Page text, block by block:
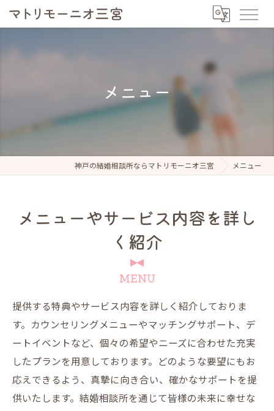
メニュー
神戸の結婚相談所ならマトリモーニオ三宮 メニュー
メニューやサービス内容を詳し
く紹介
MENU
提供する特典やサービス内容を詳しく紹介しておりま
す。カウンセリングメニューやマッチングサポート、デ
ートイベントなど、個々の希望やニーズに合わせた充実
したプランを用意しております。どのような要望にもお
応えできるよう、真摯に向き合い、確かなサポートを提
供いたします。結婚相談所を通じて皆様の未来に幸せな